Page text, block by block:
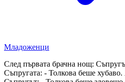
Младоженци
След първата брачна нощ:
Съпругата: - Толкова беше